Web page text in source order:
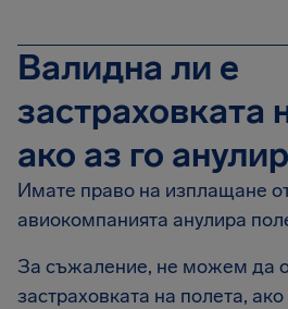
Валидна ли е
застраховката
ако аз го
Имате право на изплащане
авиокомпанията анулира
За съжаление, не можем да
застраховката на полета,